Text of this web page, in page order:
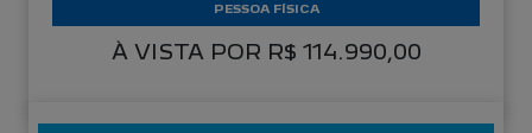
À VISTA POR R$ 114.990,00
PESSOA FÍSICA